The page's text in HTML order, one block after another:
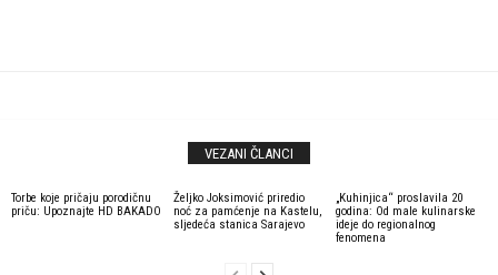
VEZANI ČLANCI
Torbe koje pričaju porodičnu
priču: Upoznajte HD BAKADO
Željko Joksimović priredio
noć za pamćenje na Kastelu,
sljedeća stanica Sarajevo
„Kuhinjica“ proslavila 20
godina: Od male kulinarske
ideje do regionalnog
fenomena